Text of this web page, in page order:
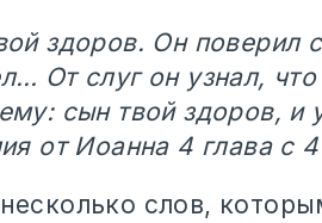
здоров. Он поверил
От слуг он узнал,
сын твой здоров,
от Иоанна 4 глава с
слов,